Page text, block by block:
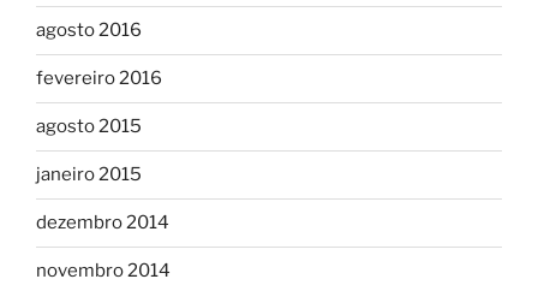
agosto 2016
fevereiro 2016
agosto 2015
janeiro 2015
dezembro 2014
novembro 2014